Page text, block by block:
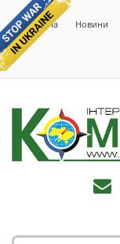
Головна Новини